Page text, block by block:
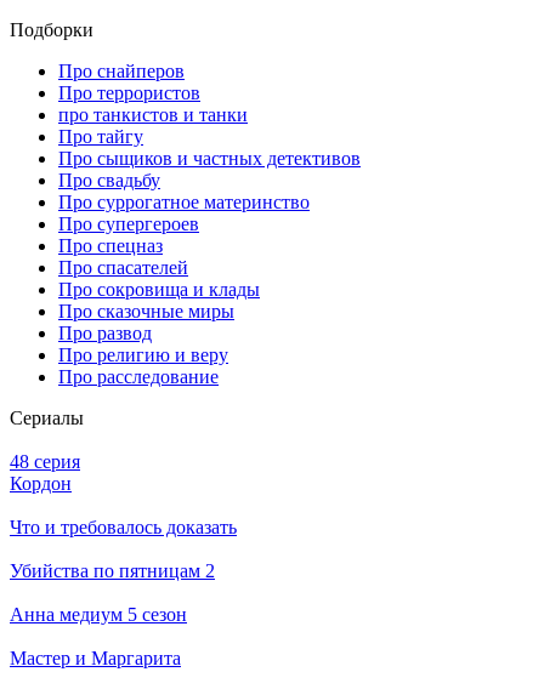
Подборки
Про снайперов
Про террористов
про танкистов и танки
Про тайгу
Про сыщиков и частных детективов
Про свадьбу
Про суррогатное материнство
Про супергероев
Про спецназ
Про спасателей
Про сокровища и клады
Про сказочные миры
Про развод
Про религию и веру
Про расследование
Се­риа­лы
48 серия
Кордон
Что и требовалось доказать
Убийства по пятницам 2
Анна медиум 5 сезон
Мастер и Маргарита